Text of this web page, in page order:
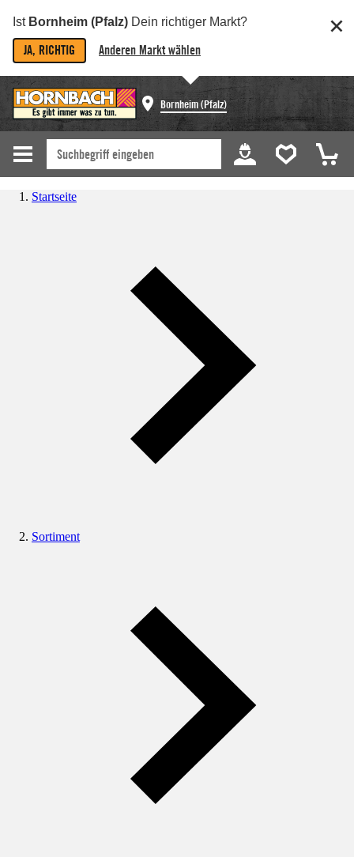
Ist Bornheim (Pfalz) Dein richtiger Markt?
JA, RICHTIG Anderen Markt wählen
Bornheim (Pfalz)
Startseite
Sortiment